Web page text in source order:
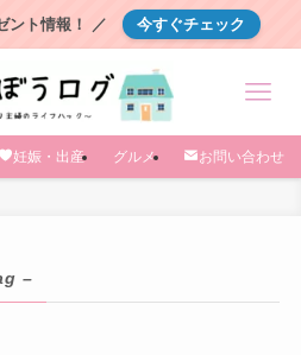
ント情報！ ／ 今すぐチェック
妊娠・出産 グルメ お問い合わせ
–